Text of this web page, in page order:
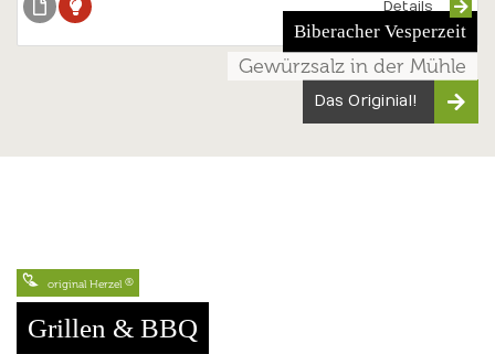
Biberacher Vesperzeit
Gewürzsalz in der Mühle
Details
Das Originial!
original Herzel
Grillen & BBQ